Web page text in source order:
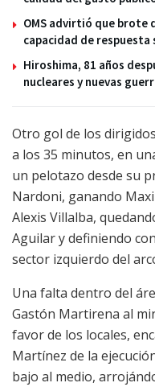
OMS advirtió que brote
capacidad de respuesta
Hiroshima, 81 años
nucleares y nuevas
Otro gol de los
a los 35 minutos, en
un pelotazo desde su
Nardoni, ganando
Alexis Villalba,
Aguilar y definiendo
sector izquierdo del
Una falta dentro del
Gastón Martirena al
favor de los locales,
Martínez de la
bajo al medio,